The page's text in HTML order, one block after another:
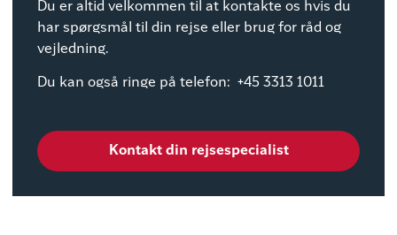
Du er altid velkommen til at kontakte os hvis du
har spørgsmål til din rejse eller brug for råd og
vejledning.
Du kan også ringe på telefon: +45 3313 1011
Kontakt din rejsespecialist